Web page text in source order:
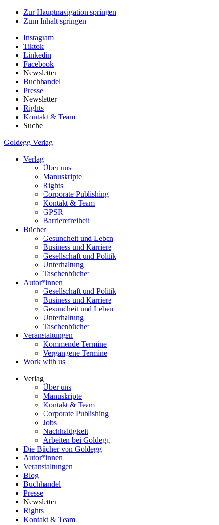
Zur Hauptnavigation springen
Zum Inhalt springen
Instagram
Tiktok
Linkedin
Facebook
Newsletter
Buchhandel
Presse
Newsletter
Rights
Kontakt & Team
Suche
Goldegg Verlag
Verlag
Über uns
Manuskripte
Rights
Corporate Publishing
Kontakt & Team
GPSR
Barrierefreiheit
Bücher
Gesundheit und Leben
Business und Karriere
Gesellschaft und Politik
Unterhaltung
Taschenbücher
Autor*innen
Gesellschaft und Politik
Business und Karriere
Gesundheit und Leben
Unterhaltung
Taschenbücher
Veranstaltungen
Kommende Termine
Vergangene Termine
Work with us
Verlag
Über uns
Manuskripte
Kontakt & Team
Corporate Publishing
Jobs
Nachhaltigkeit
Arbeiten bei Goldegg
Die Bücher von Goldegg
Autor*innen
Veranstaltungen
Blog
Buchhandel
Presse
Newsletter
Rights
Kontakt & Team